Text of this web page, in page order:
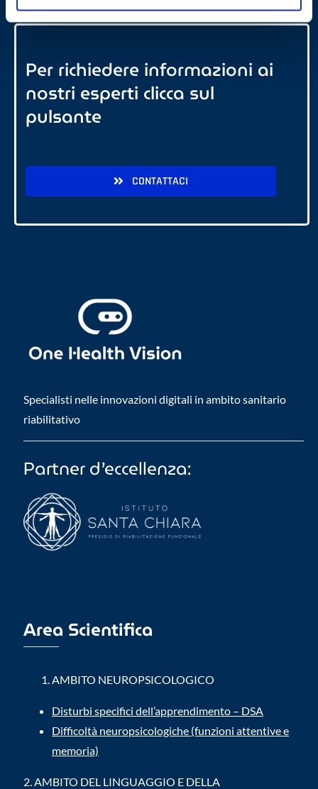
Per richiedere informazioni ai
nostri esperti clicca sul
pulsante
CONTATTACI
Specialisti nelle innovazioni digitali in ambito sanitario
riabilitativo
Partner d’eccellenza:
Area Scientifica
AMBITO NEUROPSICOLOGICO
Disturbi specifici dell’apprendimento – DSA
Difficoltà neuropsicologiche (funzioni attentive e
memoria)
2. AMBITO DEL LINGUAGGIO E DELLA